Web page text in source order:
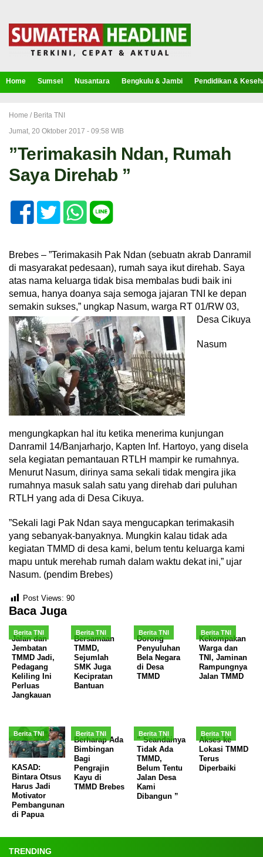
Home Sumsel Nusantara Bengkulu & Jambi Pendidikan &
Home / Berita TNI
Jumat, 20 Oktober 2017 - 09:58 WIB
”Terimakasih Ndan, Rumah
Saya Direhab ”
Brebes – ”Terimakasih Pak Ndan (sebuatn akrab Danramil
di masyarakat pedesaan), rumah saya ikut direhab. Saya
atas nama keluarga tidak bisa membalas budi baik ini
semua, hanya doanya saja semoga jajaran TNI ke depan
semakin sukses,” ungkap Nasum, warga RT 01/RW 03,
Desa Cikuya
Nasum
mengungkapkan hal itu ketika menerima kunjungan
Danramil 14/Banjarharjo, Kapten Inf. Hartoyo, yang disela
sela kegiatan pemantauan RTLH mampir ke rumahnya.
Menurut Nasum, dirinya sama sekali tidak mengira jika
rumahnya masuk salah satu yang direhab dari puluhan
RTLH yang ada di Desa Cikuya.
”Sekali lagi Pak Ndan saya mengucapkan terimakasih
yang sebanyak-banyaknya. Mungkin kalau tidak ada
kegiatan TMMD di desa kami, belum tentu keluarga kami
mapu untuk merehab rumah dalam waktu dekat ini,” ujar
Nasum. (pendim Brebes)
Post Views: 90
Baca Juga
Berita TNI
Jalan dan
Jembatan
TMMD Jadi,
Pedagang
Keliling Ini
Perluas
Jangkauan
Berita TNI
Bersamaan
TMMD,
Sejumlah
SMK Juga
Kecipratan
Bantuan
Berita TNI
Dorong
Penyuluhan
Bela Negara
di Desa
TMMD
Berita TNI
Kekompakan
Warga dan
TNI, Jaminan
Rampungnya
Jalan TMMD
Berita TNI
KASAD:
Bintara Otsus
Harus Jadi
Motivator
Pembangunan
di Papua
Berita TNI
Berharap Ada
Bimbingan
Bagi
Pengrajin
Kayu di
TMMD Brebes
Berita TNI
” Seandainya
Tidak Ada
TMMD,
Belum Tentu
Jalan Desa
Kami
Dibangun ”
Berita TNI
Akses ke
Lokasi TMMD
Terus
Diperbaiki
TRENDING